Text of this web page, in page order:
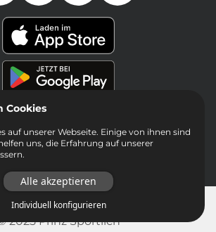
2025 Prinz Sportlich
Jobs Datenschutz
Cookies
auf unserer Webseite. Einige von ihnen sind
uns, die Erfahrung auf unserer
Alle akzeptieren
Individuell konfigurieren